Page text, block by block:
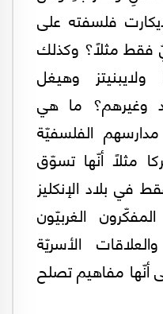
فلسفته على
فقط مثلاً؟ وكذلك
وهيغل
وغيرهم؟ ما هي
الفلسفيّة
مثلاً أنّها تسوّق
في بلاد الإنكليز
الغربيّون
الأسريّة
أنّها مفاهيم تصلح